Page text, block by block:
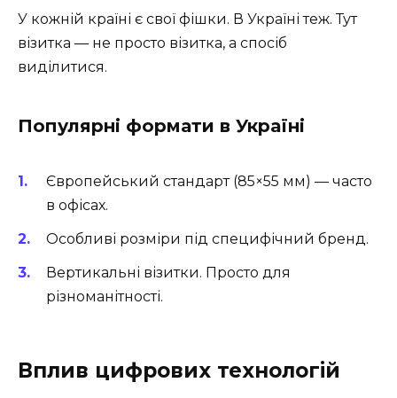
У кожній країні є свої фішки. В Україні теж. Тут
візитка — не просто візитка, а спосіб
виділитися.
Популярні формати в Україні
Європейський стандарт (85×55 мм) — часто
в офісах.
Особливі розміри під специфічний бренд.
Вертикальні візитки. Просто для
різноманітності.
Вплив цифрових технологій